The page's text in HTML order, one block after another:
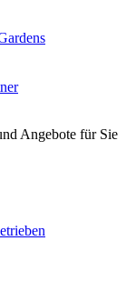
Angebote für Sie